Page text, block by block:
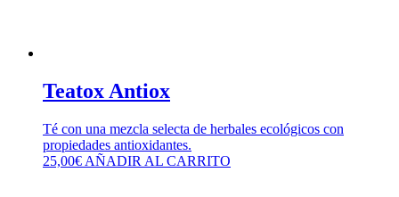
Teatox Antiox
Té con una mezcla selecta de herbales ecológicos con
propiedades antioxidantes.
25,00€ AÑADIR AL CARRITO